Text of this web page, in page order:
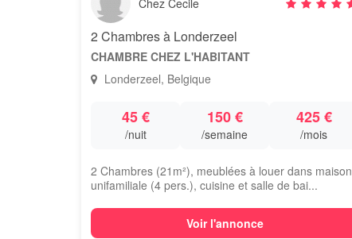
Chez Cecile
2 Chambres à Londerzeel
CHAMBRE CHEZ L'HABITANT
Londerzeel, Belgique
45 €
/nuit
150 €
/semaine
425 €
/mois
2 Chambres (21m²), meublées à louer dans maison
unifamiliale (4 pers.), cuisine et salle de bai...
Voir l'annonce